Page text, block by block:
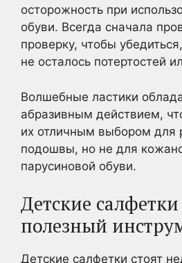
осторожность при
обуви. Всегда сначала
проверку, чтобы
не осталось потертостей
Волшебные ластики
абразивным действием,
их отличным выбором для
подошвы, но не для
парусиновой обуви.
Детские
полезный
Детские салфетки стоят